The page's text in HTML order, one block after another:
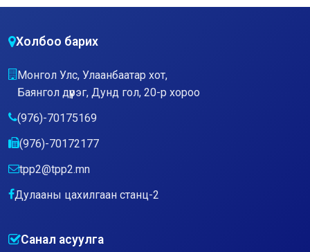
Холбоо барих
Монгол Улс, Улаанбаатар хот,
Баянгол дүүрэг, Дунд гол, 20-р хороо
(976)-70175169
(976)-70172177
tpp2@tpp2.mn
Дулааны цахилгаан станц-2
Санал асуулга